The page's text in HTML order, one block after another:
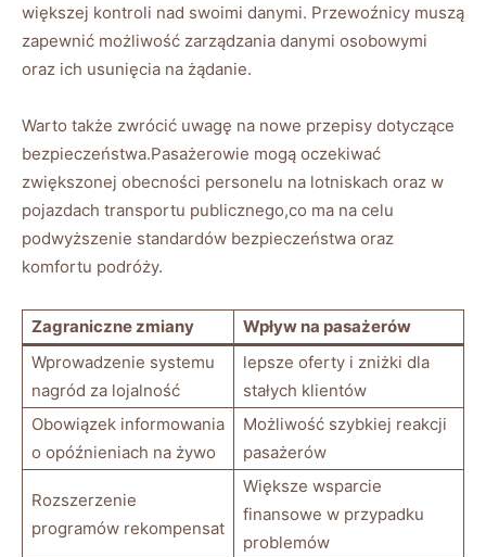
większej kontroli nad ​swoimi ‍danymi. Przewoźnicy muszą
zapewnić możliwość ⁣zarządzania‍ danymi osobowymi
oraz⁢ ich usunięcia na żądanie.
Warto⁢ także zwrócić uwagę⁤ na nowe⁤ przepisy dotyczące
bezpieczeństwa.Pasażerowie mogą oczekiwać
zwiększonej obecności personelu na⁢ lotniskach ​oraz w⁤
pojazdach ‍transportu publicznego,co ma na⁢ celu⁤
podwyższenie standardów bezpieczeństwa oraz​
komfortu podróży.
Zagraniczne zmiany
Wpływ na pasażerów
Wprowadzenie systemu​
nagród za lojalność
lepsze oferty i ⁢zniżki dla
stałych klientów
Obowiązek ⁤informowania
⁢o opóźnieniach na żywo
Możliwość szybkiej ‌reakcji
pasażerów
Rozszerzenie
programów‌ rekompensat
Większe⁤ wsparcie⁣
finansowe w⁣ przypadku
problemów